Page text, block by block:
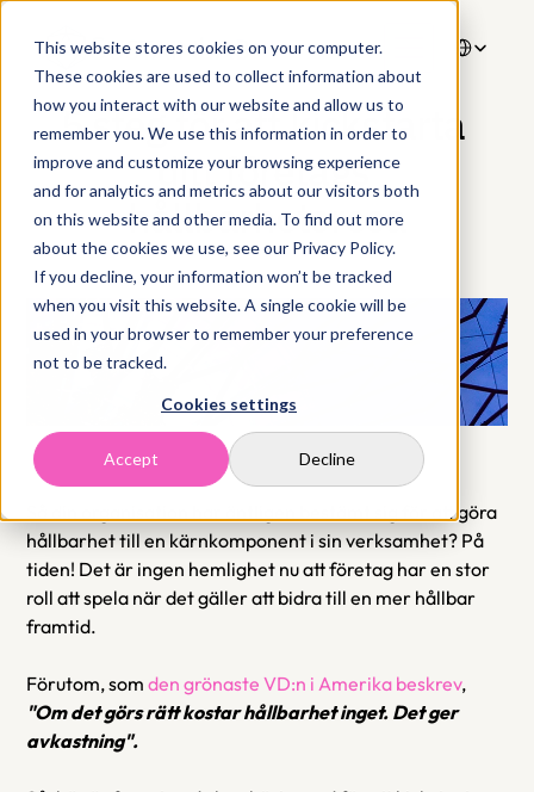
This website stores cookies on your computer.
These cookies are used to collect information about
how you interact with our website and allow us to
remember you. We use this information in order to
improve and customize your browsing experience
and for analytics and metrics about our visitors both
on this website and other media. To find out more
about the cookies we use, see our Privacy Policy.
If you decline, your information won’t be tracked
when you visit this website. A single cookie will be
used in your browser to remember your preference
not to be tracked.
Cookies settings
Accept Decline
8 sep. 2021
5 steg för att kickstarta
ditt företags
hållbarhetsresa
Så din organisation har äntligen bestämt sig för att göra
hållbarhet till en kärnkomponent i sin verksamhet? På
tiden! Det är ingen hemlighet nu att företag har en stor
roll att spela när det gäller att bidra till en mer hållbar
framtid.
Förutom, som den grönaste VD:n i Amerika beskrev
"Om det görs rätt kostar hållbarhet inget. Det ger
avkastning".